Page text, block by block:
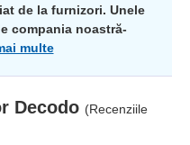
de la furnizori. Unele
compania noastră-
multe
Decodo (Recenziile